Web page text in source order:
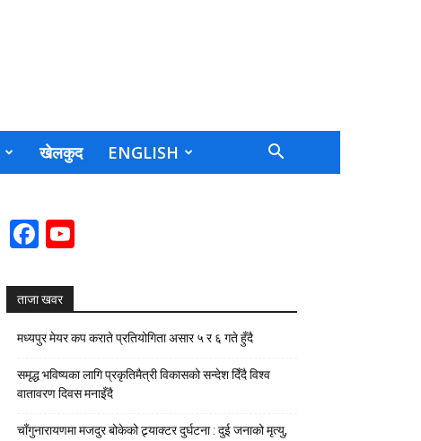
खेलकुद ENGLISH
Facebook
ताजा खवर
मध्यपुर मेयर कप कराते प्रतियोगिता असार ५ र ६ गते हुँदै
समृद्ध भविष्यका लागि प्रकृतिमैत्री विकासको सन्देश दिँदै विश्व
वातावरण दिवस मनाइँदै
चाँगुनारायणमा मजदुर बोकेको ट्र्याक्टर दुर्घटना : दुई जनाको मृत्यु,